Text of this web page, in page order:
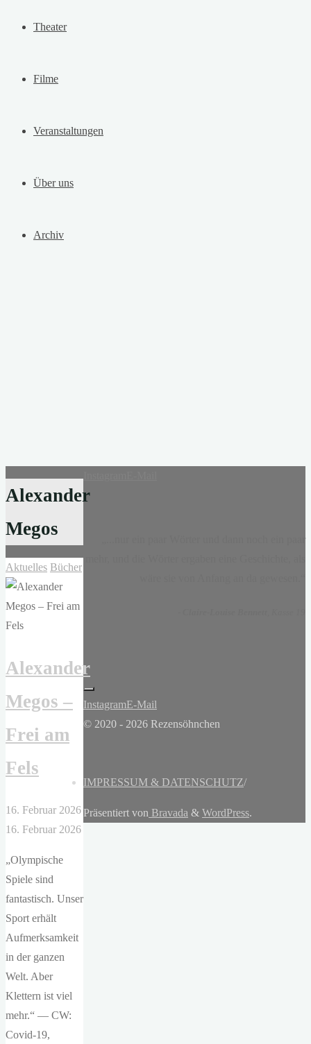
Theater
Filme
Veranstaltungen
Über uns
Archiv
Alexander
Megos
Aktuelles Bücher
Alexander
Megos –
Frei am
Fels
16. Februar 2026
16. Februar 2026
„Olympische
Spiele sind
fantastisch. Unser
Sport erhält
Aufmerksamkeit
in der ganzen
Welt. Aber
Klettern ist viel
mehr.“ — CW:
Covid-19,
InstagramE-Mail
© 2020 - 2026 Rezensöhnchen
IMPRESSUM & DATENSCHUTZ/
Präsentiert von Bravada & WordPress.